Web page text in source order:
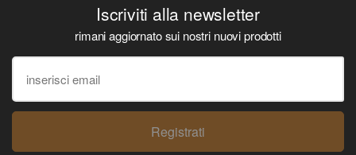
Iscriviti alla newsletter
rimani aggiornato sui nostri nuovi prodotti
Registrati